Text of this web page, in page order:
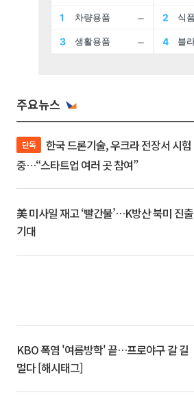
주요뉴스
단독
중…“스타트업 여러 곳 참여”
美 미사일 재고 ‘빨간불’…K방산 북미 진출
기대
KBO 폭염 '여름방학' 끝…프로야구 갈 길
멀다 [해시태그]